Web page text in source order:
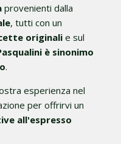
provenienti dalla
, tutti con un
originalie sul
è sinonimo
.
esperienza nel
per offrirvi un
all'espresso